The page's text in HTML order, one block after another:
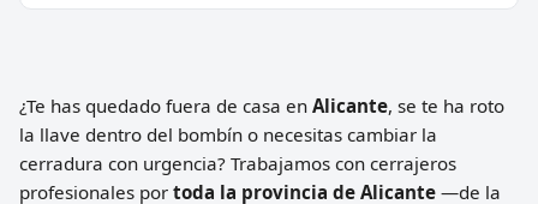
¿Te has quedado fuera de casa en Alicante, se te ha roto
la llave dentro del bombín o necesitas cambiar la
cerradura con urgencia? Trabajamos con cerrajeros
profesionales por toda la provincia de Alicante —de la